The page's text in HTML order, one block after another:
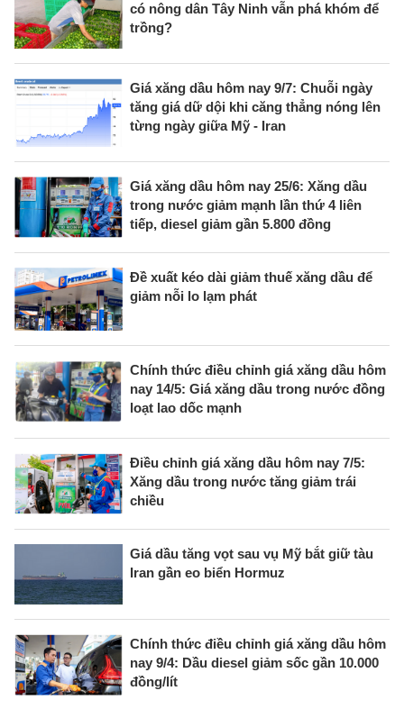
có nông dân Tây Ninh vẫn phá khóm để
trồng?
Giá xăng dầu hôm nay 9/7: Chuỗi ngày
tăng giá dữ dội khi căng thẳng nóng lên
từng ngày giữa Mỹ - Iran
Giá xăng dầu hôm nay 25/6: Xăng dầu
trong nước giảm mạnh lần thứ 4 liên
tiếp, diesel giảm gần 5.800 đồng
Đề xuất kéo dài giảm thuế xăng dầu để
giảm nỗi lo lạm phát
Chính thức điều chỉnh giá xăng dầu hôm
nay 14/5: Giá xăng dầu trong nước đồng
loạt lao dốc mạnh
Điều chỉnh giá xăng dầu hôm nay 7/5:
Xăng dầu trong nước tăng giảm trái
chiều
Giá dầu tăng vọt sau vụ Mỹ bắt giữ tàu
Iran gần eo biển Hormuz
Chính thức điều chỉnh giá xăng dầu hôm
nay 9/4: Dầu diesel giảm sốc gần 10.000
đồng/lít